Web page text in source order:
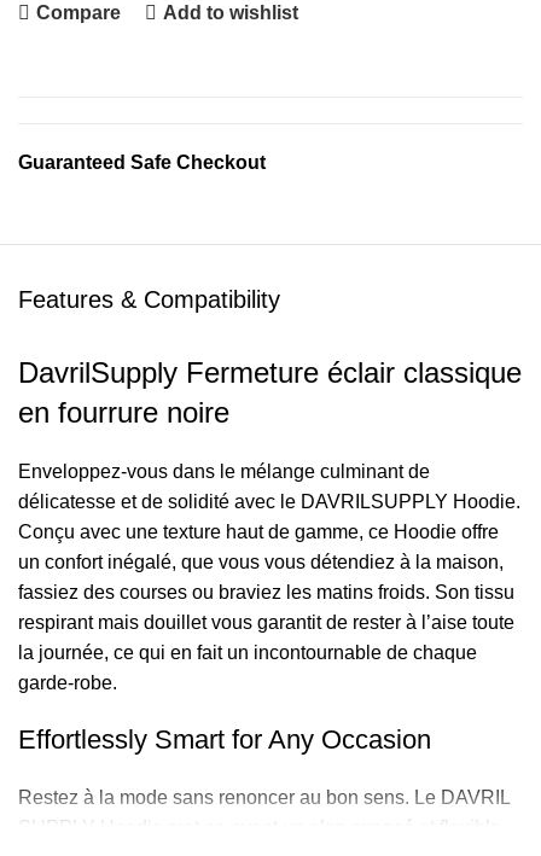
Compare Add to wishlist
Guaranteed Safe Checkout
Features & Compatibility
DavrilSupply Fermeture éclair classique
en fourrure noire
Enveloppez-vous dans le mélange culminant de
délicatesse et de solidité avec le DAVRILSUPPLY Hoodie.
Conçu avec une texture haut de gamme, ce Hoodie offre
un confort inégalé, que vous vous détendiez à la maison,
fassiez des courses ou braviez les matins froids. Son tissu
respirant mais douillet vous garantit de rester à l’aise toute
la journée, ce qui en fait un incontournable de chaque
garde-robe.
Effortlessly Smart for Any Occasion
Restez à la mode sans renoncer au bon sens. Le DAVRIL
SUPPLY Hoodie
met en avant un plan avancé et flexible